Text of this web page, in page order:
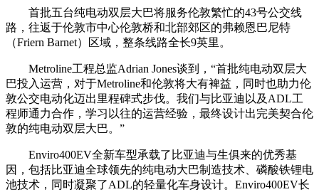
首批五台纯电动双层大巴将服务伦敦繁忙的43号公交线
路，往返于伦敦市中心伦敦桥和北部郊区的弗赖恩巴尼特
（Friern Barnet）区域，整条线路全长9英里。
Metroline工程总监Adrian Jones谈到，“首批纯电动双层大
巴投入运营，对于Metroline和伦敦将大有裨益，同时也助力伦
敦公交电动化迈出里程碑式步伐。我们与比亚迪以及ADL工
程师通力合作，学习以往的运营经验，最终设计出完美契合伦
敦的纯电动双层大巴。”
Enviro400EV全新车型承载了比亚迪与生俱来的优秀基
因，包括比亚迪全球领先的纯电动大巴制造技术、磷酸铁锂电
池技术，同时凝聚了ADL的轻量化车身设计。Enviro400EV长